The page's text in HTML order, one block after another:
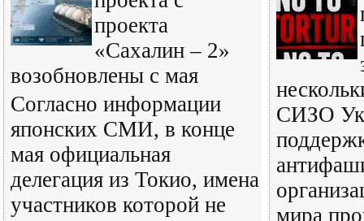
проекта
«Сахалин – 2»
возобновлены с мая
Согласно информации
японских СМИ, в конце
мая официальная
делегация из Токио, имена
участников которой не
СИЗО
мира